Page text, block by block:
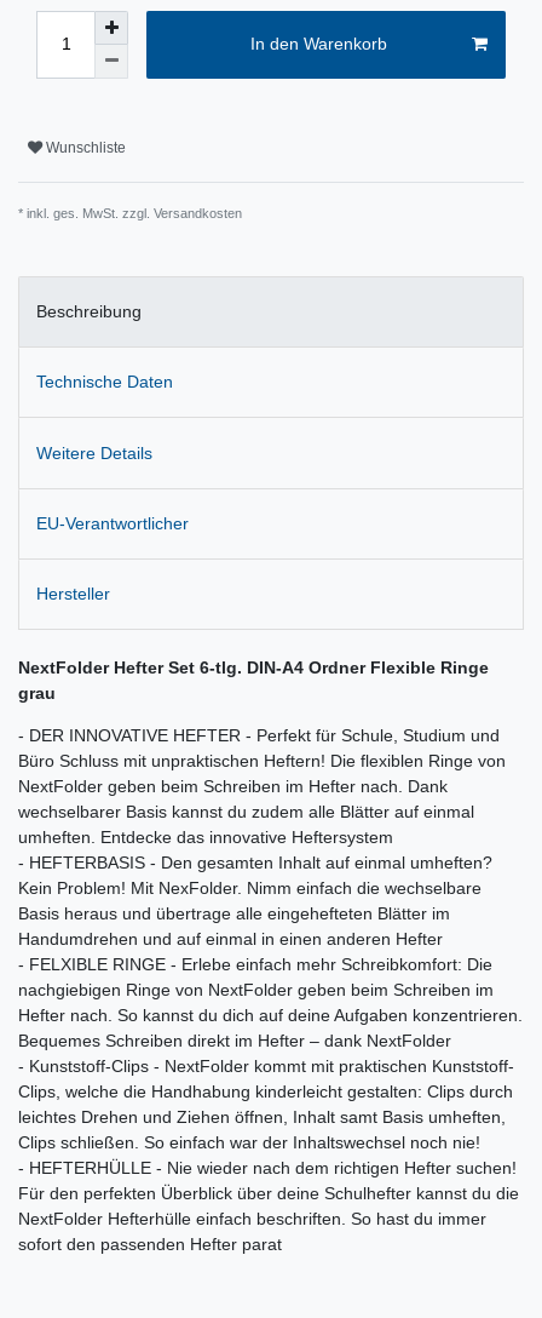
In den Warenkorb
Wunschliste
* inkl. ges. MwSt. zzgl. Versandkosten
Beschreibung
Technische Daten
Weitere Details
EU-Verantwortlicher
Hersteller
NextFolder Hefter Set 6-tlg. DIN-A4 Ordner Flexible Ringe
grau
- DER INNOVATIVE HEFTER - Perfekt für Schule, Studium und
Büro Schluss mit unpraktischen Heftern! Die flexiblen Ringe von
NextFolder geben beim Schreiben im Hefter nach. Dank
wechselbarer Basis kannst du zudem alle Blätter auf einmal
umheften. Entdecke das innovative Heftersystem
- HEFTERBASIS - Den gesamten Inhalt auf einmal umheften?
Kein Problem! Mit NexFolder. Nimm einfach die wechselbare
Basis heraus und übertrage alle eingehefteten Blätter im
Handumdrehen und auf einmal in einen anderen Hefter
- FELXIBLE RINGE - Erlebe einfach mehr Schreibkomfort: Die
nachgiebigen Ringe von NextFolder geben beim Schreiben im
Hefter nach. So kannst du dich auf deine Aufgaben konzentrieren.
Bequemes Schreiben direkt im Hefter – dank NextFolder
- Kunststoff-Clips - NextFolder kommt mit praktischen Kunststoff-
Clips, welche die Handhabung kinderleicht gestalten: Clips durch
leichtes Drehen und Ziehen öffnen, Inhalt samt Basis umheften,
Clips schließen. So einfach war der Inhaltswechsel noch nie!
- HEFTERHÜLLE - Nie wieder nach dem richtigen Hefter suchen!
Für den perfekten Überblick über deine Schulhefter kannst du die
NextFolder Hefterhülle einfach beschriften. So hast du immer
sofort den passenden Hefter parat